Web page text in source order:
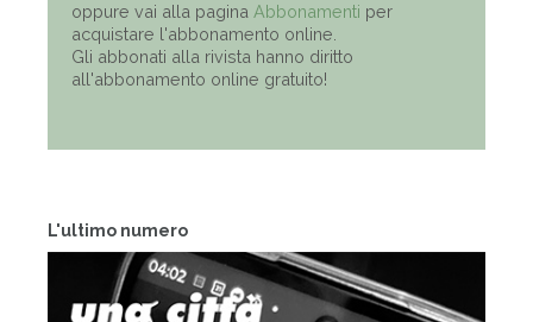
L'ultimo numero
oppure vai alla pagina Abbonamenti per
acquistare l'abbonamento online.
Gli abbonati alla rivista hanno diritto
all'abbonamento online gratuito!